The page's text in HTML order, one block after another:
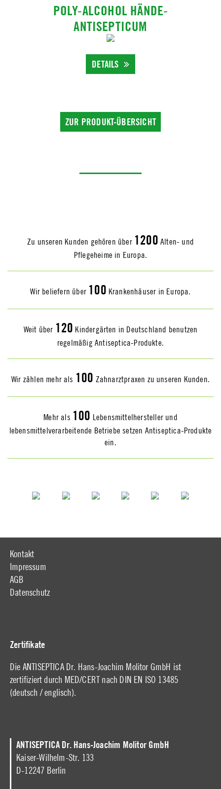
POLY-ALCOHOL HÄNDE-
ANTISEPTICUM
DETAILS
ZUR PRODUKT-ÜBERSICHT
Zu unseren Kunden gehören über 1200 Alten- und
Pflegeheime in Europa.
Wir beliefern über 100 Krankenhäuser in Europa.
Weit über 120 Kindergärten in Deutschland benutzen
regelmäßig Antiseptica-Produkte.
Wir zählen mehr als 100 Zahnarztpraxen zu unseren Kunden.
Mehr als 100 Lebensmittelhersteller und
lebensmittelverarbeitende Betriebe setzen Antiseptica-Produkte
ein.
Kontakt
Impressum
AGB
Datenschutz
Zertifikate
Die ANTISEPTICA Dr. Hans-Joachim Molitor GmbH ist
zertifiziert durch MED/CERT nach DIN EN ISO 13485
(deutsch /englisch).
ANTISEPTICA Dr. Hans-Joachim Molitor GmbH
Kaiser-Wilhelm-Str. 133
D-12247 Berlin